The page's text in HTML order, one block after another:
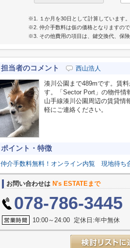
※1. １か月を30日として計算しています。
※2. 仲介手数料は仮の価格となりますの
※3. その他費用の項目は、鍵交換代、保
担当者のコメント 西山浩人
湊川公園まで489mです。賃
す。「Sector Port」の物件情
山手線湊川公園周辺の賃貸情
軽にご連絡ください。
ポイント・特徴
仲介手数料無料！オンライン内覧 現地待ち
お問い合わせは N's ESTATEまで
078-786-3445
10:00～24:00 定休日:年中無休